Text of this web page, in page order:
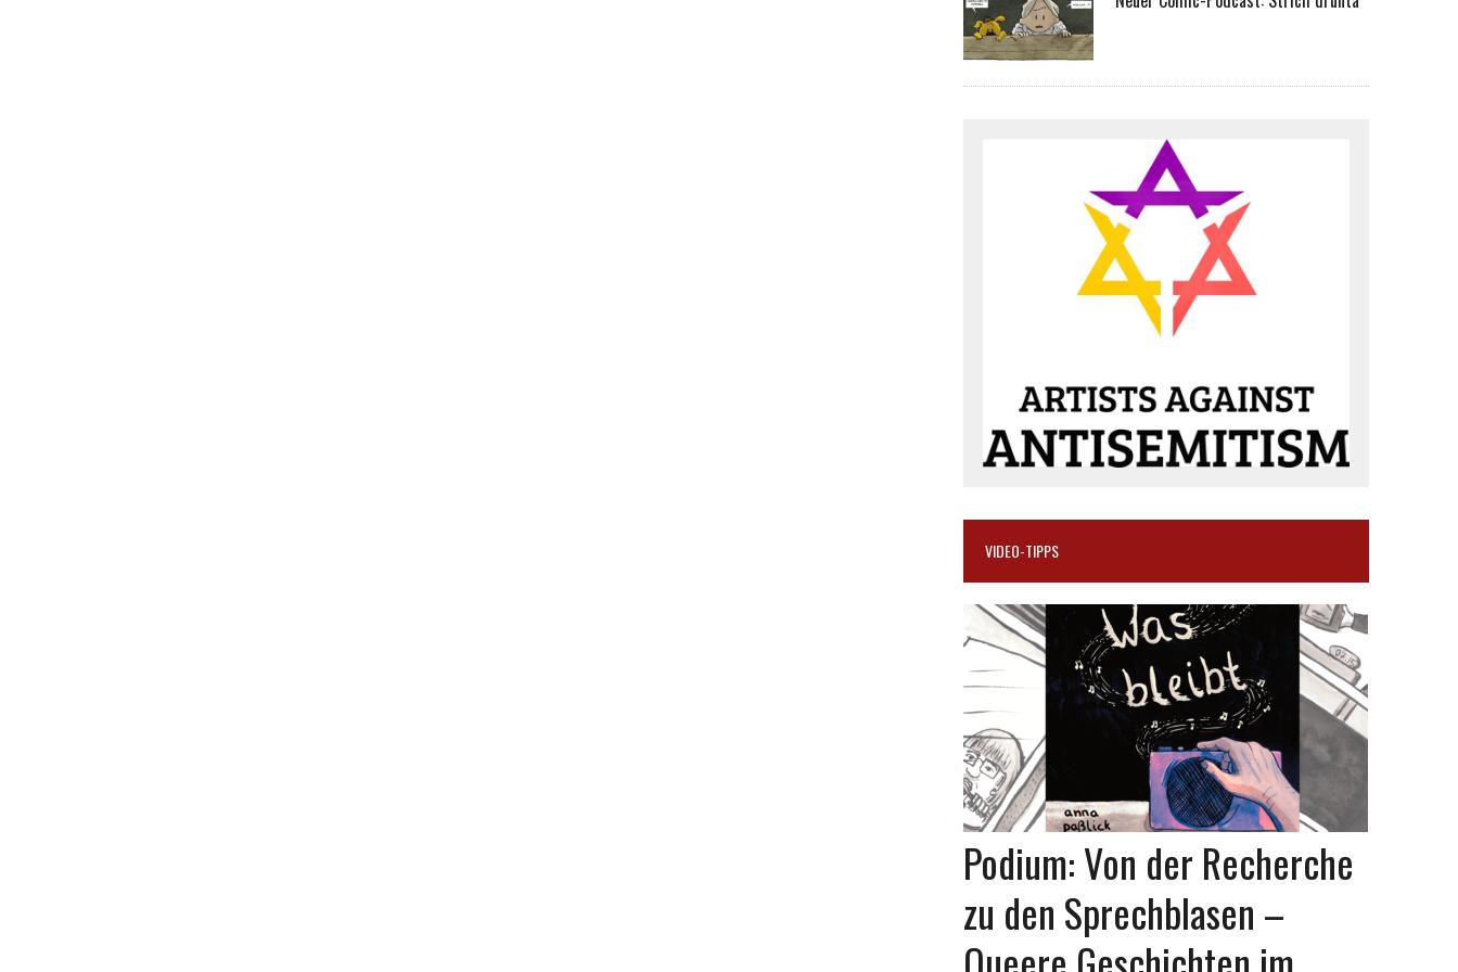
VIDEO-TIPPS
Podium: Von der Recherche
zu den Sprechblasen –